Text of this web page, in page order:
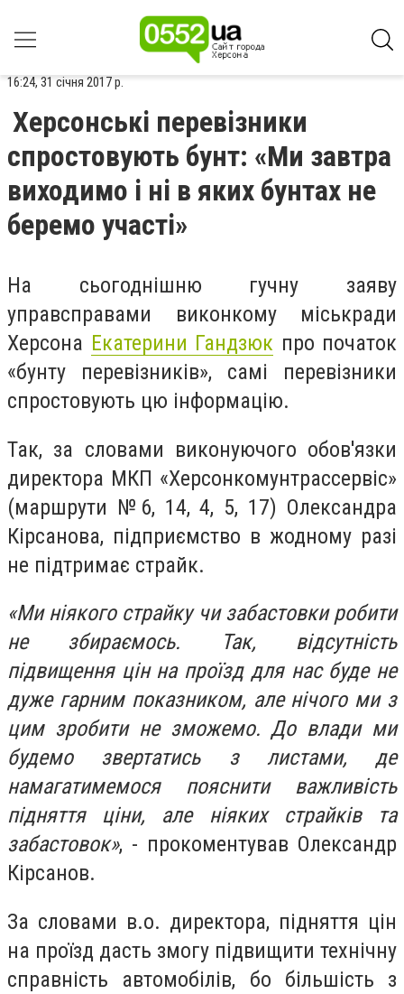
16:24, 31 січня 2017 р.
Херсонські перевізники
спростовують бунт: «Ми завтра
виходимо і ні в яких бунтах не
беремо участі»
На сьогоднішню гучну заяву
управсправами виконкому міськради
Херсона Екатерини Гандзюк про початок
«бунту перевізників», самі перевізники
спростовують цю інформацію.
Так, за словами виконуючого обов'язки
директора МКП «Херсонкомунтрассервіс»
(маршрути №6, 14, 4, 5, 17) Олександра
Кірсанова, підприємство в жодному разі
не підтримає страйк.
«Ми ніякого страйку чи забастовки робити
не збираємось. Так, відсутність
підвищення цін на проїзд для нас буде не
дуже гарним показником, але нічого ми з
цим зробити не зможемо.До влади ми
будемо звертатись з листами, де
намагатимемося пояснити важливість
підняття ціни, але ніяких страйків та
забастовок», - прокоментував Олександр
Кірсанов.
За словами в.о. директора, підняття цін
на проїзд дасть змогу підвищити технічну
справність автомобілів, бо більшість з